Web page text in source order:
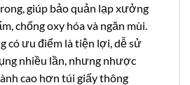
giúp bảo quản lạp xưởng
chống oxy hóa và ngăn mùi.
có ưu điểm là tiện lợi, dễ sử
nhiều lần, nhưng nhược
cao hơn túi giấy thông